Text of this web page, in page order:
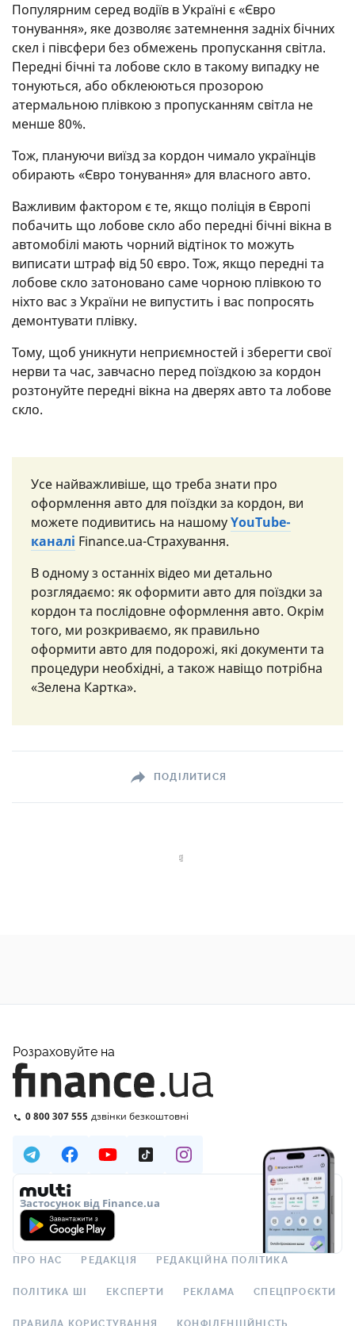
Популярним серед водіїв в Україні є «Євро
тонування», яке дозволяє затемнення задніх бічних
скел і півсфери без обмежень пропускання світла.
Передні бічні та лобове скло в такому випадку не
тонуються, або обклеюються прозорою
атермальною плівкою з пропусканням світла не
менше 80%.
Тож, плануючи виїзд за кордон чимало українців
обирають «Євро тонування» для власного авто.
Важливим фактором є те, якщо поліція в Європі
побачить що лобове скло або передні бічні вікна в
автомобілі мають чорний відтінок то можуть
виписати штраф від 50 євро. Тож, якщо передні та
лобове скло затоновано саме чорною плівкою то
ніхто вас з України не випустить і вас попросять
демонтувати плівку.
Тому, щоб уникнути неприємностей і зберегти свої
нерви та час, завчасно перед поїздкою за кордон
розтонуйте передні вікна на дверях авто та лобове
скло.
Усе найважливіше, що треба знати про
оформлення авто для поїздки за кордон, ви
можете подивитись на нашомуYouTube-
каналі Finance.ua-Страхування.
В одному з останніх відео ми детально
розглядаємо: як оформити авто для поїздки за
кордон та послідовне оформлення авто. Окрім
того, ми розкриваємо, як правильно
оформити авто для подорожі, які документи та
процедури необхідні, а також навіщо потрібна
«Зелена Картка».
ПОДІЛИТИСЯ
Розраховуйте на
0 800 307 555 дзвінки безкоштовні
Застосунок від Finance.ua
ПРО НАС РЕДАКЦІЯ РЕДАКЦІЙНА ПОЛІТИКА
ПОЛІТИКА ШІ ЕКСПЕРТИ РЕКЛАМА СПЕЦПРОЄКТИ